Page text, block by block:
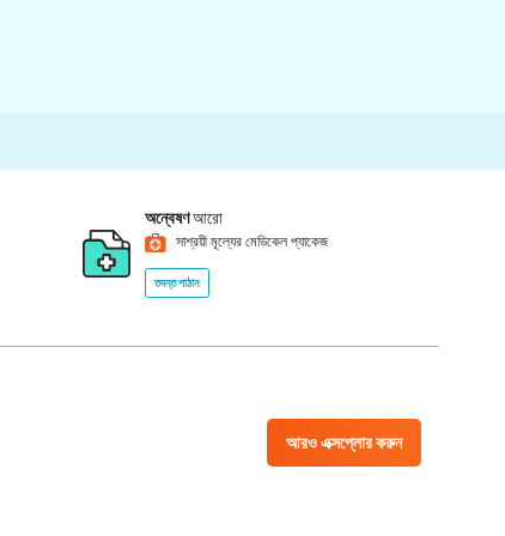
অন্বেষণআরো
সাশ্রয়ী মূল্যের মেডিকেল প্যাকেজ
তদন্ত পাঠান
আরও এক্সপ্লোর করুন